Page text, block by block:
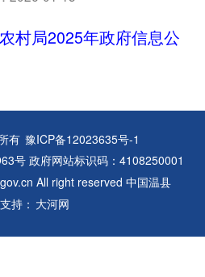
村局2025年政府信息公
有 豫ICP备12023635号-1
号 政府网站标识码：4108250001
All right reserved 中国温县
持： 大河网